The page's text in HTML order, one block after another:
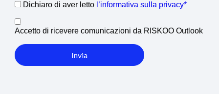
Dichiaro di aver letto l’informativa sulla privacy*
Accetto di ricevere comunicazioni da RISKOO Outlook
Invia